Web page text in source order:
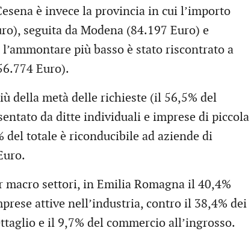
è invece la provincia in cui l’importo
seguita da Modena (84.197 Euro) e
più basso è stato riscontrato a
Euro).
della metà delle richieste (il 56,5% del
da ditte individuali e imprese di piccola
del totale è riconducibile ad aziende di
settori, in Emilia Romagna il 40,4%
attive nell’industria, contro il 38,4% dei
e il 9,7% del commercio all’ingrosso.